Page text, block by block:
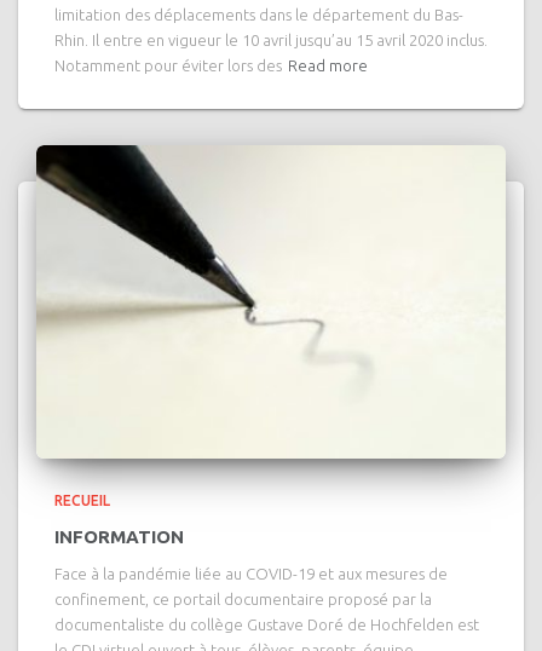
limitation des déplacements dans le département du Bas-
Rhin. Il entre en vigueur le 10 avril jusqu’au 15 avril 2020 inclus.
Notamment pour éviter lors des Read more
RECUEIL
INFORMATION
Face à la pandémie liée au COVID-19 et aux mesures de
confinement, ce portail documentaire proposé par la
documentaliste du collège Gustave Doré de Hochfelden est